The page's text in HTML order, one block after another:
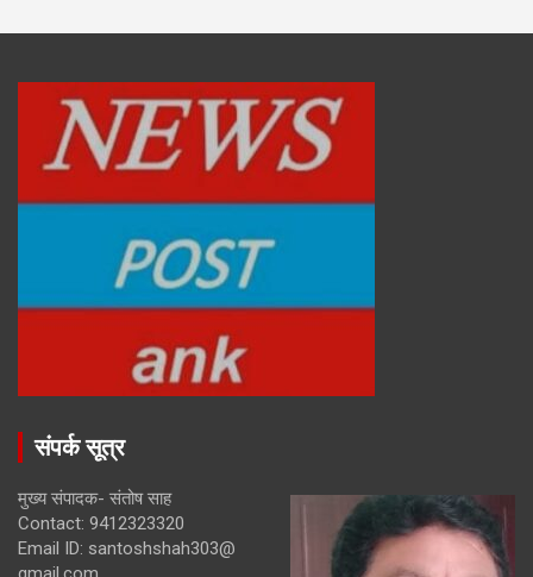
संपर्क सूत्र
मुख्य संपादक- संतोष साह
Contact: 9412323320
Email ID: santoshshah303@